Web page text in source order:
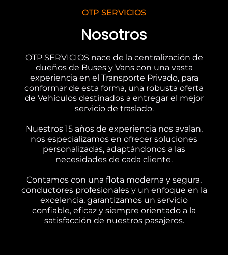
OTP SERVICIOS
Nosotros
OTP SERVICIOS nace de la centralización de
dueños de Buses y Vans con una vasta
experiencia en el Transporte Privado, para
conformar de esta forma, una robusta oferta
de Vehículos destinados a entregar el mejor
servicio de traslado.
Nuestros 15 años de experiencia nos avalan,
nos especializamos en ofrecer soluciones
personalizadas, adaptándonos a las
necesidades de cada cliente.
Contamos con una flota moderna y segura,
conductores profesionales y un enfoque en la
excelencia, garantizamos un servicio
confiable, eficaz y siempre orientado a la
satisfacción de nuestros pasajeros.